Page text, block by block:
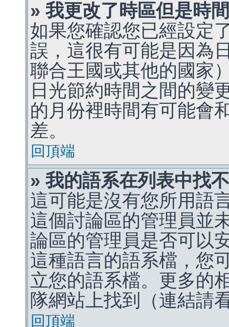
» 我更改了時區但是時
如果您確認您已經設定
誤，這很有可能是因為
聯合王國或其他的國家
日光節約時間之間的變
的月份裡時間有可能會
差。
回頂端
» 我的語系在列表中找
這可能是沒有您所用語
這個討論區的管理員並
論區的管理員是否可以
這種語言的語系檔，您
立您的語系檔。更多的
隊網站上找到（連結請
回頂端